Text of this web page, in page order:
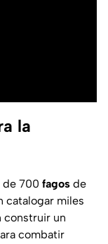
la
de 700 fagos de
catalogar miles
construir un
combatir